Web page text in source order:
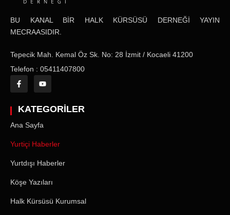
BU KANAL BİR HALK KÜRSÜSÜ DERNEĞİ YAYIN
MECRAASIDIR.
Tepecik Mah. Kemal Öz Sk. No: 28 İzmit / Kocaeli 41200
Telefon : 05411407800
KATEGORİLER
Ana Sayfa
Yurtiçi Haberler
Yurtdışı Haberler
Köşe Yazıları
Halk Kürsüsü Kurumsal